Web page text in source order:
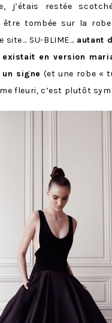
j’étais restée
être tombée sur la
site… SU-BLIME… autant
existait en version
signe (et une robe «
fleuri, c’est plutôt